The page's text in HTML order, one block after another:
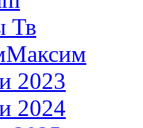
Тв
2023
2024